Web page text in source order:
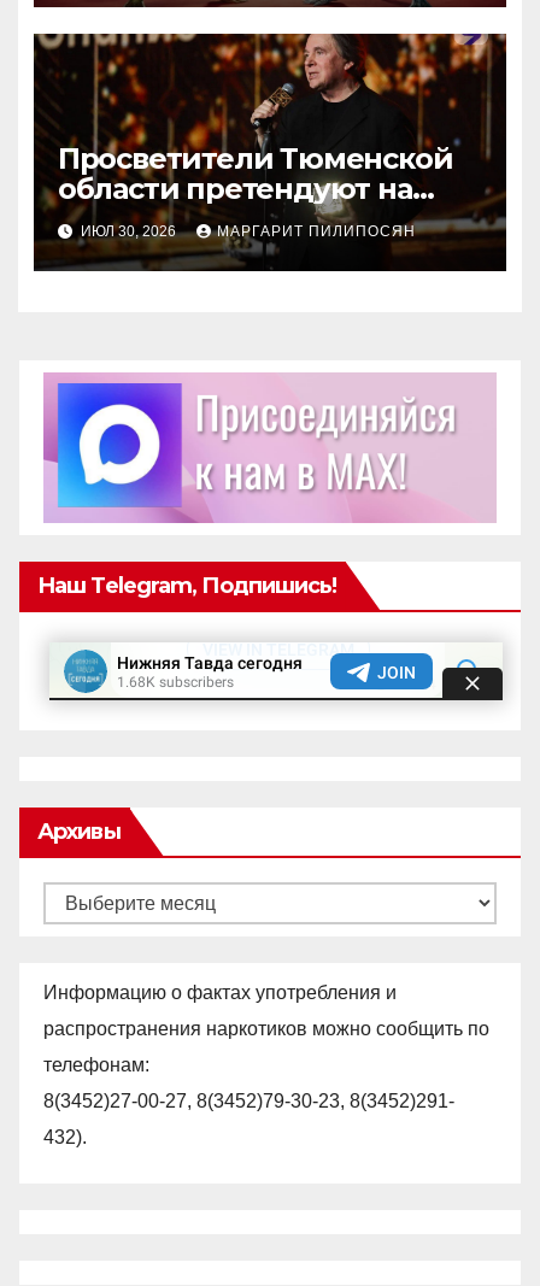
Просветители Тюменской
области претендуют на
награду Знание.Премия
ИЮЛ 30, 2026 МАРГАРИТ ПИЛИПОСЯН
Наш Telegram, Подпишись!
Архивы
Архивы
Информацию о фактах употребления и
распространения наркотиков можно сообщить по
телефонам:
8(3452)27-00-27, 8(3452)79-30-23, 8(3452)291-
432).